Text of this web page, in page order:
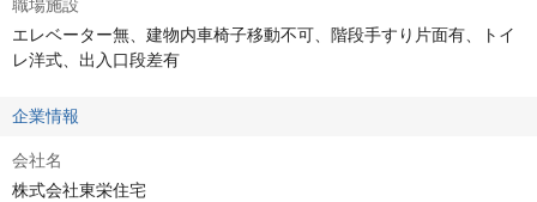
職場施設
エレベーター無、建物内車椅子移動不可、階段手すり片面有、トイ
レ洋式、出入口段差有
企業情報
会社名
株式会社東栄住宅